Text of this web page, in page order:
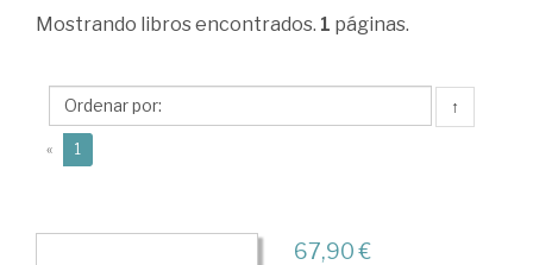
Bahnson,
Mostrando libros encontrados. 1 páginas.
↑
« 1
67,90 €